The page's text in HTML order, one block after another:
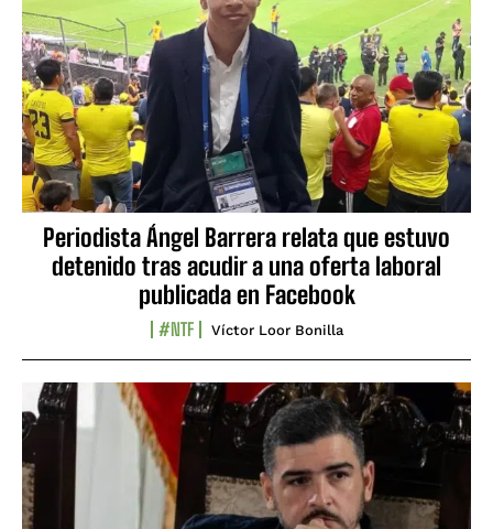
Periodista Ángel Barrera relata que estuvo
detenido tras acudir a una oferta laboral
publicada en Facebook
#NTF Víctor Loor Bonilla